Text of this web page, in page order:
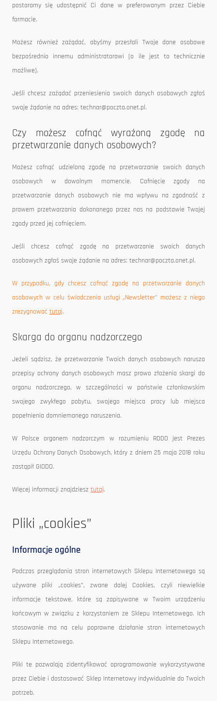
postaramy się udostępnić Ci dane w preferowanym przez Ciebie
formacie.
Możesz również zażądać, abyśmy przesłali Twoje dane osobowe
bezpośrednio innemu administratorowi (o ile jest to technicznie
możliwe).
Jeśli chcesz zażądać przeniesienia swoich danych osobowych zgłoś
swoje żądanie na adres: technar@poczta.onet.pl.
Czy możesz cofnąć wyrażoną zgodę na
przetwarzanie danych osobowych?
Możesz cofnąć udzieloną zgodę na przetwarzanie swoich danych
osobowych w dowolnym momencie. Cofnięcie zgody na
przetwarzanie danych osobowych nie ma wpływu na zgodność z
prawem przetwarzania dokonanego przez nas na podstawie Twojej
zgody przed jej cofnięciem.
Jeśli chcesz cofnąć zgodę na przetwarzanie swoich danych
osobowych zgłoś swoje żądanie na adres: technar@poczta.onet.pl.
W przypadku, gdy chcesz cofnąć zgodę na przetwarzanie danych
osobowych w celu świadczenia usługi „Newsletter” możesz z niego
zrezygnować tutaj.
Skarga do organu nadzorczego
Jeżeli sądzisz, że przetwarzanie Twoich danych osobowych narusza
przepisy ochrony danych osobowych masz prawo złożenia skargi do
organu nadzorczego, w szczególności w państwie członkowskim
swojego zwykłego pobytu, swojego miejsca pracy lub miejsca
popełnienia domniemanego naruszenia.
W Polsce organem nadzorczym w rozumieniu RODO jest Prezes
Urzędu Ochrony Danych Osobowych, który z dniem 25 maja 2018 roku
zastąpił GIODO.
Więcej informacji znajdziesz tutaj.
Pliki „cookies”
Informacje ogólne
Podczas przeglądania stron internetowych Sklepu Internetowego są
używane pliki „cookies”, zwane dalej Cookies, czyli niewielkie
informacje tekstowe, które są zapisywane w Twoim urządzeniu
końcowym w związku z korzystaniem ze Sklepu Internetowego. Ich
stosowanie ma na celu poprawne działanie stron internetowych
Sklepu Internetowego.
Pliki te pozwalają zidentyfikować oprogramowanie wykorzystywane
przez Ciebie i dostosować Sklep Internetowy indywidualnie do Twoich
potrzeb.